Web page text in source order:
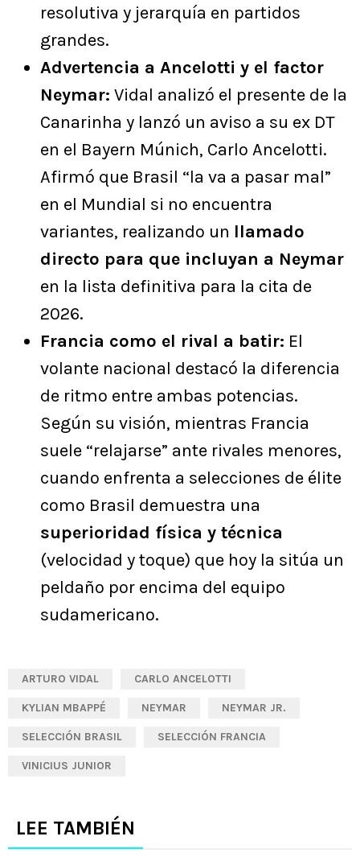
resolutiva y jerarquía en partidos
grandes.
Advertencia a Ancelotti y el factor
Neymar: Vidal analizó el presente de la
Canarinha y lanzó un aviso a su ex DT
en el Bayern Múnich, Carlo Ancelotti.
Afirmó que Brasil “la va a pasar mal”
en el Mundial si no encuentra
variantes, realizando un llamado
directo para que incluyan a Neymar
en la lista definitiva para la cita de
2026.
Francia como el rival a batir: El
volante nacional destacó la diferencia
de ritmo entre ambas potencias.
Según su visión, mientras Francia
suele “relajarse” ante rivales menores,
cuando enfrenta a selecciones de élite
como Brasil demuestra una
superioridad física y técnica
(velocidad y toque) que hoy la sitúa un
peldaño por encima del equipo
sudamericano.
ARTURO VIDAL CARLO ANCELOTTI
KYLIAN MBAPPÉ NEYMAR NEYMAR JR.
SELECCIÓN BRASIL SELECCIÓN FRANCIA
VINICIUS JUNIOR
LEE TAMBIÉN